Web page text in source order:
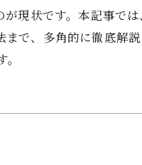
現状です。本記事で
で、多角的に徹底解